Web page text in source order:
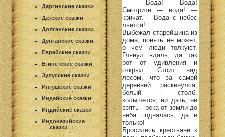
Даргинские сказки
Датские сказки
Долганские сказки
Дунганские сказки
Еврейские сказки
Египетские сказки
Зулусские сказки
Ингушские сказки
Индейские сказки
Индийские сказки
Индонезийские
сказки
— Вода! Вода!
Смотрите — вода! —
кричат.— Вода с небес
льется!
Выбежал старейшина из
дома, понять не может,
о чем люди толкуют.
Глянул вдаль, да так
рот от удивления и
открыл. Стоит над
лесом, что за самой
деревней раскинулся,
белый столб,
колышется, ни дать, ни
взять—река от земли до
неба поднялась, да и
только!
Бросились крестьяне к